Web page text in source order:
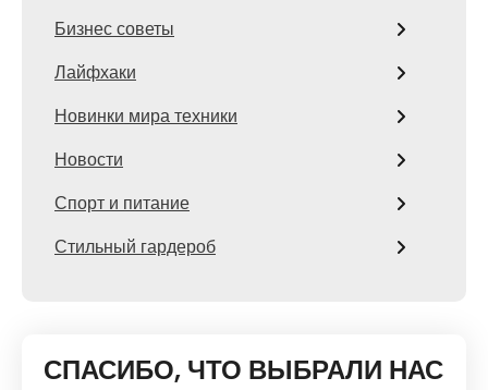
Бизнес советы
Лайфхаки
Новинки мира техники
Новости
Спорт и питание
Стильный гардероб
СПАСИБО, ЧТО ВЫБРАЛИ НАС